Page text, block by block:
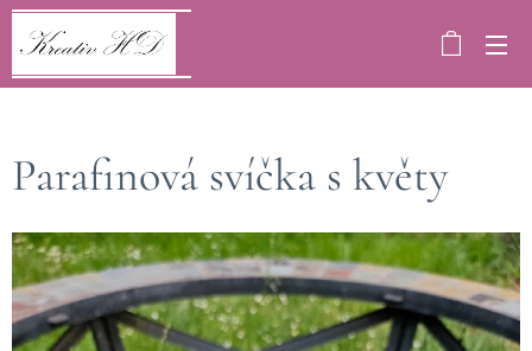
Parafinová svíčka s květy